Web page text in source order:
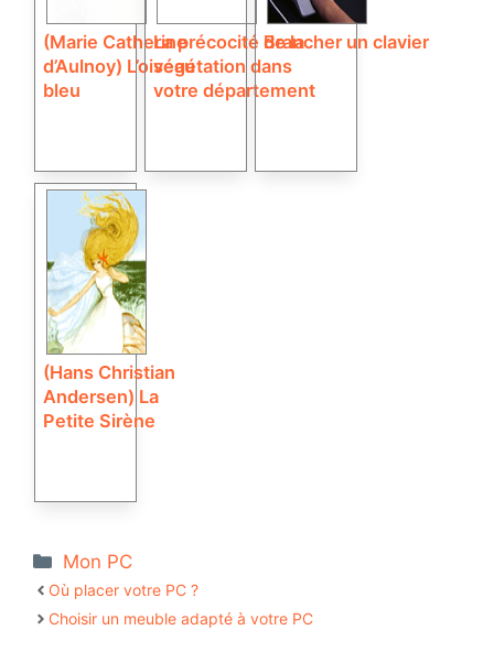
(Marie Catherine
d’Aulnoy) L’oiseau
bleu
La précocité de la
végétation dans
votre département
Brancher un clavier
(Hans Christian
Andersen) La
Petite Sirène
Catégories
Mon PC
Où placer votre PC ?
Choisir un meuble adapté à votre PC